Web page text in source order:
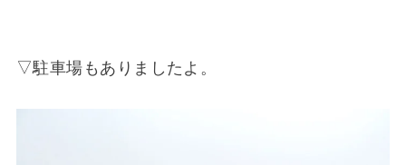
▽駐車場もありましたよ。